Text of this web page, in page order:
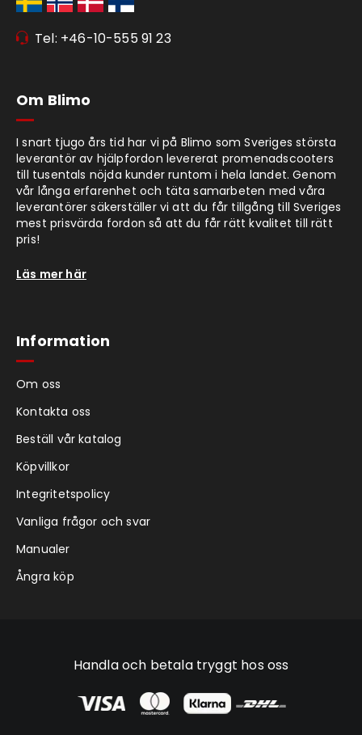
Tel: +46-10-555 91 23
Om Blimo
I snart tjugo års tid har vi på Blimo som Sveriges största
leverantör av hjälpfordon levererat promenadscooters
till tusentals nöjda kunder runtom i hela landet. Genom
vår långa erfarenhet och täta samarbeten med våra
leverantörer säkerställer vi att du får tillgång till Sveriges
mest prisvärda fordon så att du får rätt kvalitet till rätt
pris!
Läs mer här
Information
Om oss
Kontakta oss
Beställ vår katalog
Köpvillkor
Integritetspolicy
Vanliga frågor och svar
Manualer
Ångra köp
Handla och betala tryggt hos oss